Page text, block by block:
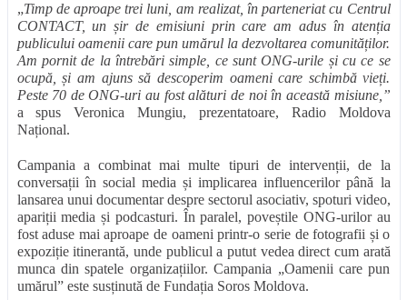
„Timp de aproape trei luni, am realizat, în parteneriat cu Centrul
CONTACT, un șir de emisiuni prin care am adus în atenția
publicului oamenii care pun umărul la dezvoltarea comunităților.
Am pornit de la întrebări simple, ce sunt ONG-urile și cu ce se
ocupă, și am ajuns să descoperim oameni care schimbă vieți.
Peste 70 de ONG-uri au fost alături de noi în această misiune,”
a spus Veronica Mungiu, prezentatoare, Radio Moldova
Național.
Campania a combinat mai multe tipuri de intervenții, de la
conversații în social media și implicarea influencerilor până la
lansarea unui documentar despre sectorul asociativ, spoturi video,
apariții media și podcasturi. În paralel, poveștile ONG-urilor au
fost aduse mai aproape de oameni printr-o serie de fotografii și o
expoziție itinerantă, unde publicul a putut vedea direct cum arată
munca din spatele organizațiilor. Campania „Oamenii care pun
umărul” este susținută de Fundația Soros Moldova.